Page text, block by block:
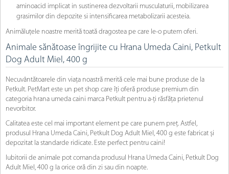
aminoacid implicat in sustinerea dezvoltarii musculaturii, mobilizarea
grasimilor din depozite si intensificarea metabolizarii acesteia.
Animăluțele noastre merită toată dragostea pe care le-o putem oferi.
Animale sănătoase îngrijite cu Hrana Umeda Caini, Petkult
Dog Adult Miel, 400 g
Necuvântătoarele din viața noastră merită cele mai bune produse de la
Petkult. PetMart este un pet shop care îți oferă produse premium din
categoria hrana umeda caini marca Petkult pentru a-ți răsfăța prietenul
nevorbitor.
Calitatea este cel mai important element pe care punem preț. Astfel,
produsul Hrana Umeda Caini, Petkult Dog Adult Miel, 400 g este fabricat și
depozitat la standarde ridicate. Este perfect pentru caini!
Iubitorii de animale pot comanda produsul Hrana Umeda Caini, Petkult Dog
Adult Miel, 400 g la orice oră din zi sau din noapte.